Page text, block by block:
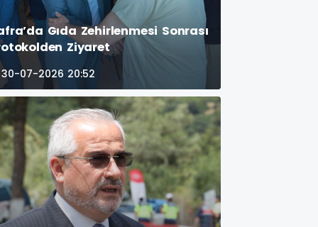
Gıda Zehirlenmesi Sonrası
Ziyaret
30-07-2026 20:52